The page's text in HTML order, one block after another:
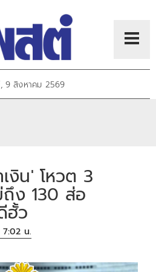
9 สิงหาคม 2569
งิน' โหวต 3
ถึง 130 ส่อ
ฮั้ว
น.